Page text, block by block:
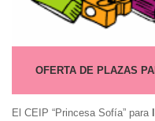
OFERTA DE PLAZAS
El CEIP “Princesa Sofía” para